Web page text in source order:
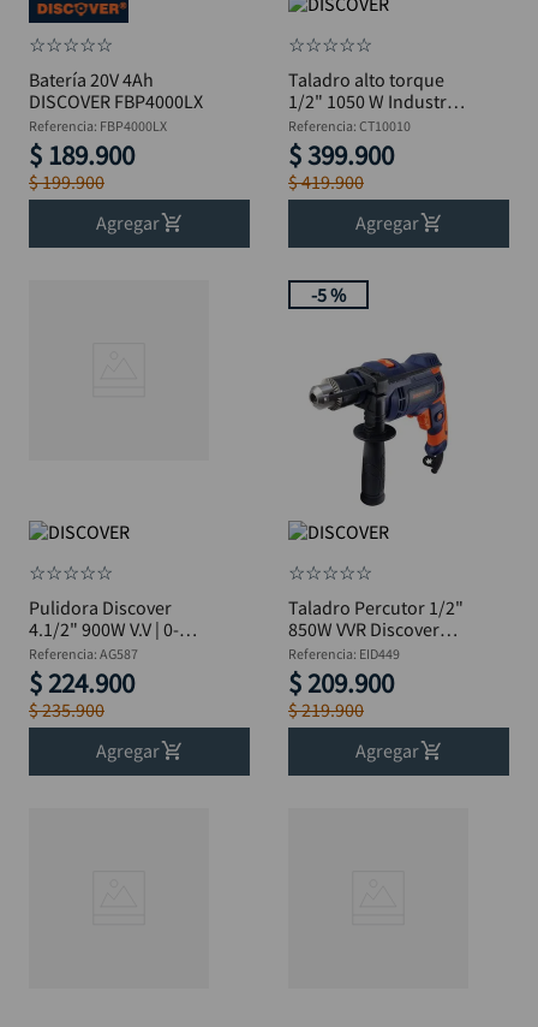
☆☆☆☆☆
Batería 20V 4Ah
DISCOVER FBP4000LX
Referencia: FBP4000LX
$ 189.900
$199.900
Agregar
☆☆☆☆☆
Taladro alto torque
1/2" 1050 W Industrial
Discover CT10010
Referencia: CT10010
$399.900
$419.900
Agregar
☆☆☆☆☆
Pulidora Discover
4.1/2" 900W V.V | 0-
11000 RPM AG587
Referencia: AG587
$ 224.900
$235.900
Agregar
-5 %
☆☆☆☆☆
Taladro Percutor 1/2"
850W VVR Discover
EID449
Referencia: EID449
$ 209.900
$219.900
Agregar